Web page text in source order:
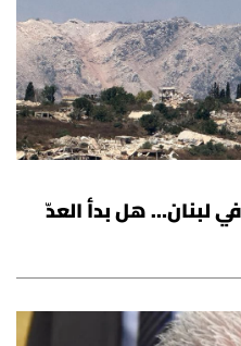
لبنان… هل بدأ العدّ